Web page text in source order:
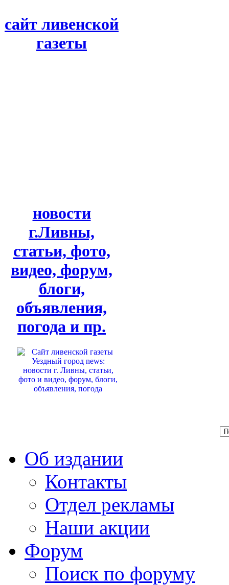
сайт ливенской
газеты
новости
г.Ливны,
статьи, фото,
видео, форум,
блоги,
объявления,
погода и пр.
Об издании
Контакты
Отдел рекламы
Наши акции
Форум
Поиск по форуму